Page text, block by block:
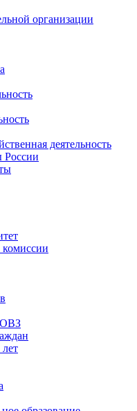
организации
деятельность
России
ОВЗ